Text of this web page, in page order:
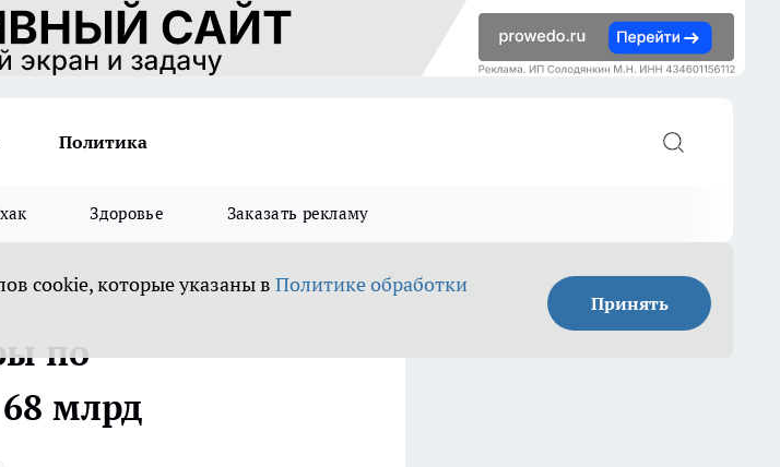
Политика
Здоровье Заказать рекламу
cookie, которые указаны в Политике обработки
Принять
по
млрд